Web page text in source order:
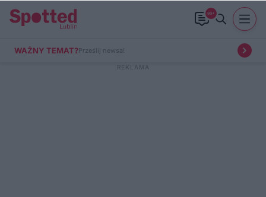
99+
WAŻNY TEMAT?Prześlij newsa!